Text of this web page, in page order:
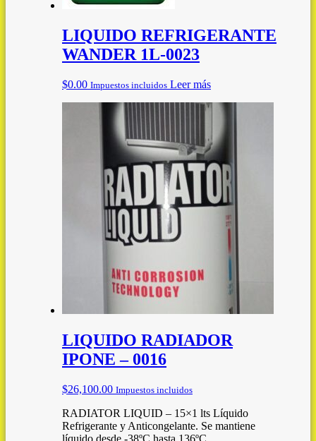
LIQUIDO REFRIGERANTE
WANDER 1L-0023
$0.00 Impuestos incluidos Leer más
LIQUIDO RADIADOR
IPONE – 0016
$26,100.00 Impuestos incluidos
RADIATOR LIQUID – 15×1 lts Líquido
Refrigerante y Anticongelante. Se mantiene
líquido desde -38ºC hasta 136ºC